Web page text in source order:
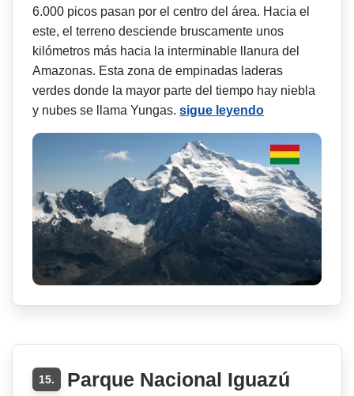
6.000 picos pasan por el centro del área. Hacia el
este, el terreno desciende bruscamente unos
kilómetros más hacia la interminable llanura del
Amazonas. Esta zona de empinadas laderas
verdes donde la mayor parte del tiempo hay niebla
y nubes se llama Yungas. sigue leyendo
15. Parque Nacional Iguazú